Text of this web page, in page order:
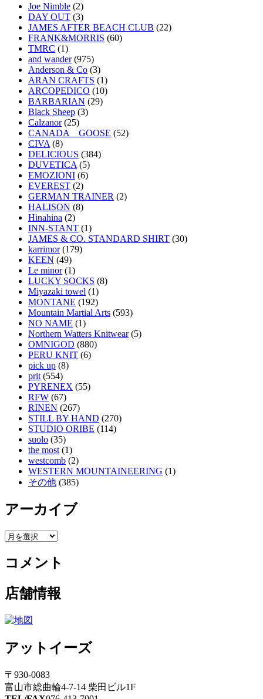
Joe Nimble (2)
DAY OUT (3)
JAMES AFTER BEACH CLUB (22)
FRANK&MORRIS (60)
TMRC (1)
and wander(975)
Anderson & Co (3)
ARAN CRAFTS (1)
ARCOPEDICO (10)
BARBARIAN (29)
Black Sheep (3)
Calzanor(25)
CANADA GOOSE (52)
CIVA (8)
DELICIOUS (384)
DUVETICA (5)
EMOZIONI (6)
EVEREST (2)
GERMAN TRAINER (2)
HALISON (8)
Hinahina (2)
INN-STANT (1)
JAMES & CO. STANDARD SHIRT (30)
karrimor(179)
KEEN (49)
Le minor(1)
LUCKY SOCKS (8)
Miyazaki towel (1)
MONTANE (192)
Mountain Martial Arts (593)
NO NAME (1)
Northern Watters Knitwear(5)
OMNIGOD (880)
PERU KNIT (6)
pick up (8)
prit (554)
PYRENEX (55)
RFW (67)
RINEN (267)
STILL BY HAND (270)
STUDIO ORIBE (114)
suolo (35)
the most (1)
westcomb (2)
WESTERN MOUNTAINEERING (1)
その他 (385)
アーカイブ
ア
カ
ブ
コメント
店舗情報
アットイーズ
〒930-0083
富山市総曲輪4-7-14 柴田ビル1F